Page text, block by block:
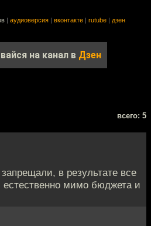
аудиоверсия вконтакте rutube дзен
на канал в Дзен
всего: 5
в результате все
естественно мимо бюджета и